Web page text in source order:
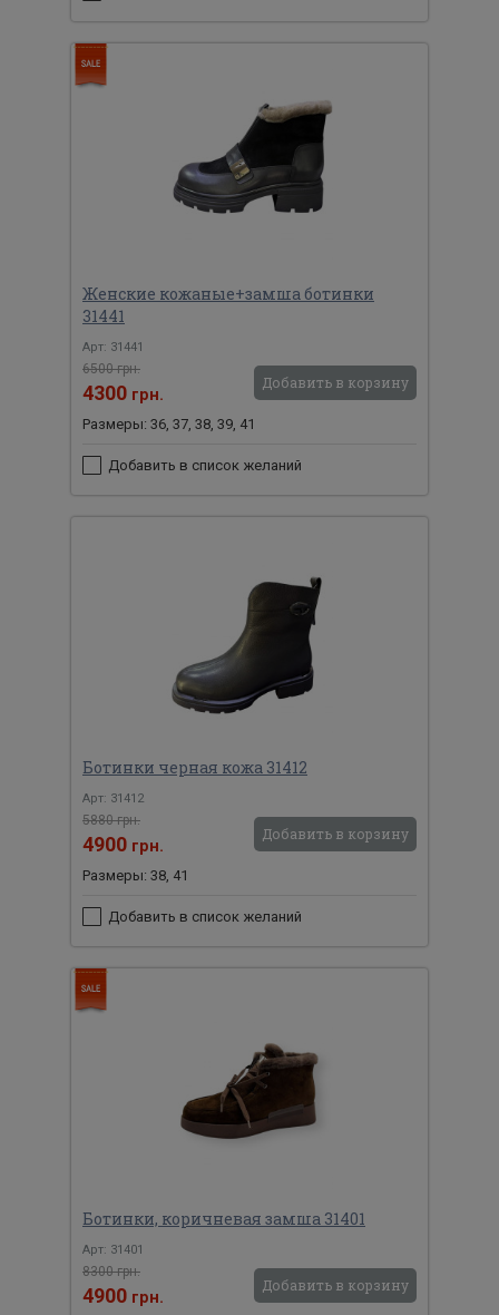
Женские кожаные+замша ботинки
31441
Арт: 31441
6500 грн.
4300 грн.
Добавить в корзину
Размеры: 36, 37, 38, 39, 41
Добавить в список желаний
Ботинки черная кожа 31412
Арт: 31412
5880 грн.
4900 грн.
Добавить в корзину
Размеры: 38, 41
Добавить в список желаний
Ботинки, коричневая замша 31401
Арт: 31401
8300 грн.
4900 грн.
Добавить в корзину